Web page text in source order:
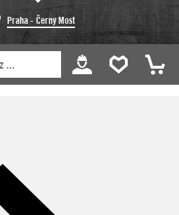
Praha - Černý Most